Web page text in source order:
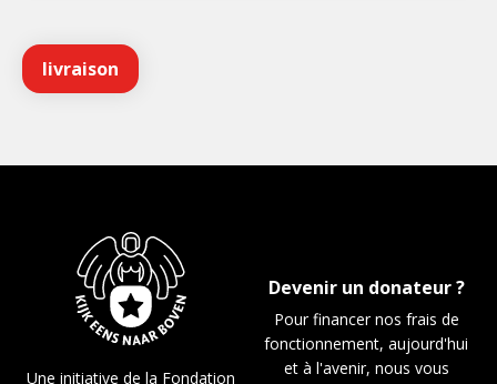
Devenir un donateur ?
Pour financer nos frais de
fonctionnement, aujourd'hui
et à l'avenir, nous vous
Une initiative de la Fondation